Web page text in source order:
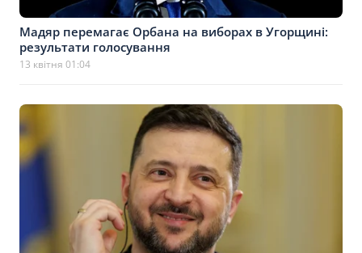
Мадяр перемагає Орбана на виборах в Угорщині:
результати голосування
13 квітня 01:04